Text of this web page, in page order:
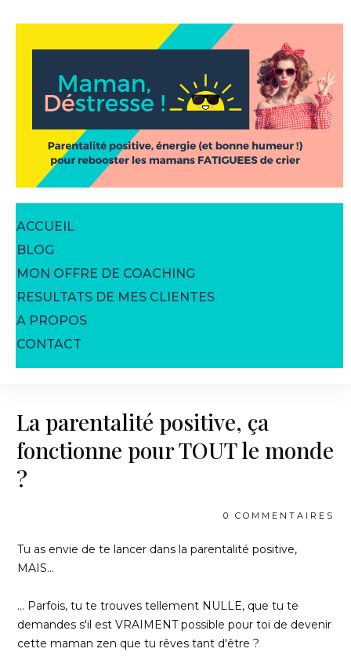
ACCUEIL
BLOG
MON OFFRE DE COACHING
RESULTATS DE MES CLIENTES
A PROPOS
CONTACT
La parentalité positive, ça
fonctionne pour TOUT le monde
?
0 COMMENTAIRES
Tu as envie de te lancer dans la parentalité positive,
MAIS...
... Parfois, tu te trouves tellement NULLE, que tu te
demandes s'il est VRAIMENT possible pour toi de devenir
cette maman zen que tu rêves tant d'être ?